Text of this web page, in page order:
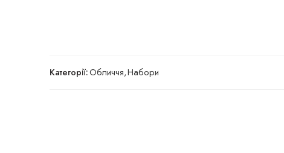
Категорії:Обличчя,Набори